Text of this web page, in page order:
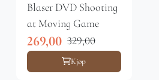
Blaser DVD Shooting
at Moving Game
269,00 329,00
Kjøp